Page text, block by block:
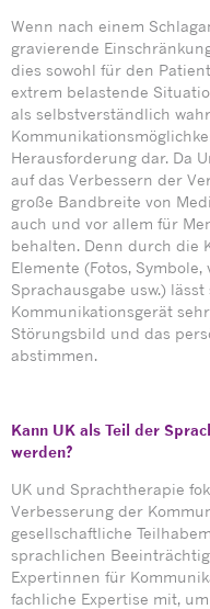
Wenn nach einem
gravierende
dies sowohl für den
extrem belastende
als selbstverständlich
Herausforderung dar. Da
auf das Verbessern der
große Bandbreite von
auch und vor allem für
behalten. Denn durch die
Elemente (Fotos,
Sprachausgabe usw.)
Kommunikationsgerät
Störungsbild und das
abstimmen.
Kann UK als Teil der
werden?
UK und Sprachtherapie
Verbesserung der
gesellschaftliche
sprachlichen
Expertinnen für
fachliche Expertise mit,